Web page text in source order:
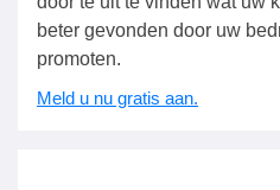
beter gevonden door uw
promoten.
Meld u nu gratis aan.